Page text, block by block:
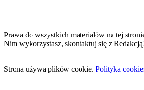
Prawa do wszystkich materiałów na tej
Nim wykorzystasz, skontaktuj się z Redakcją!
Strona używa plików cookie. Polityka